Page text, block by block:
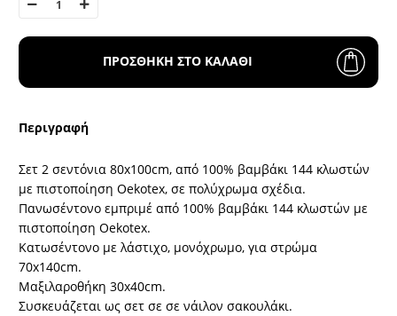
ΠΡΟΣΘΗΚΗ ΣΤΟ ΚΑΛΑΘΙ
Περιγραφή
Σετ 2 σεντόνια 80x100cm, από 100% βαμβάκι 144 κλωστών
με πιστοποίηση Oekotex, σε πολύχρωμα σχέδια.
Πανωσέντονο εμπριμέ από 100% βαμβάκι 144 κλωστών με
πιστοποίηση Oekotex.
Κατωσέντονο με λάστιχο, μονόχρωμο, για στρώμα
70x140cm.
Μαξιλαροθήκη 30x40cm.
Συσκευάζεται ως σετ σε σε νάιλον σακουλάκι.